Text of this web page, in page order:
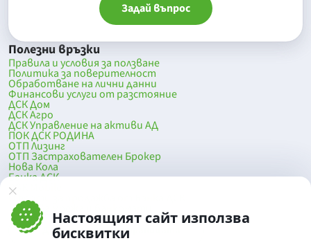
Настоящият сайт използва
бисквитки
Задай въпрос
Полезни връзки
Правила и условия за ползване
Политика за поверителност
Обработване на лични данни
Финансови услуги от разстояние
ДСК Дом
ДСК Агро
ДСК Управление на активи АД
ПОК ДСК РОДИНА
ОТП Лизинг
ОТП Застрахователен Брокер
Нова Кола
Банка ДСК
DSK Mobile
Оферти за продажба от Банка ДСК
Клонова мрежа и банкомати
До началото на страницата